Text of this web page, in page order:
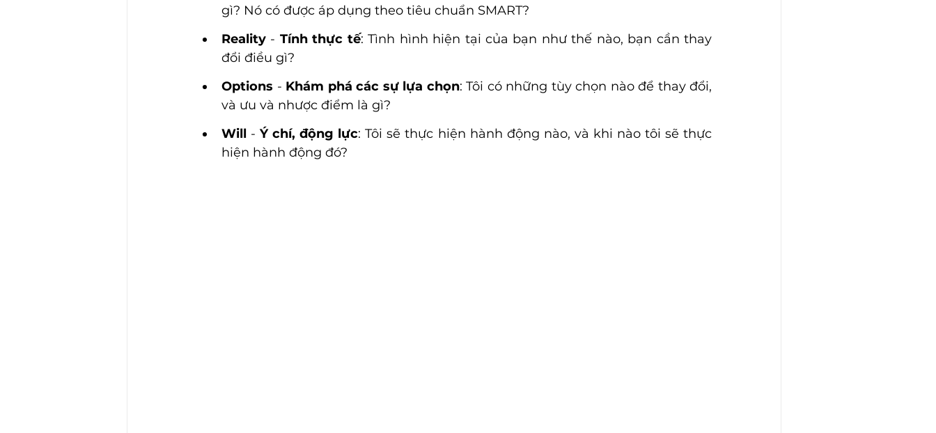
gì? Nó có được áp dụng theo tiêu chuẩn SMART?
Reality - Tính thực tế: Tình hình hiện tại của bạn như thế nào, bạn cần thay
đổi điều gì?
Options - Khám phá các sự lựa chọn: Tôi có những tùy chọn nào để thay đổi,
và ưu và nhược điểm là gì?
Will - Ý chí, động lực: Tôi sẽ thực hiện hành động nào, và khi nào tôi sẽ thực
hiện hành động đó?